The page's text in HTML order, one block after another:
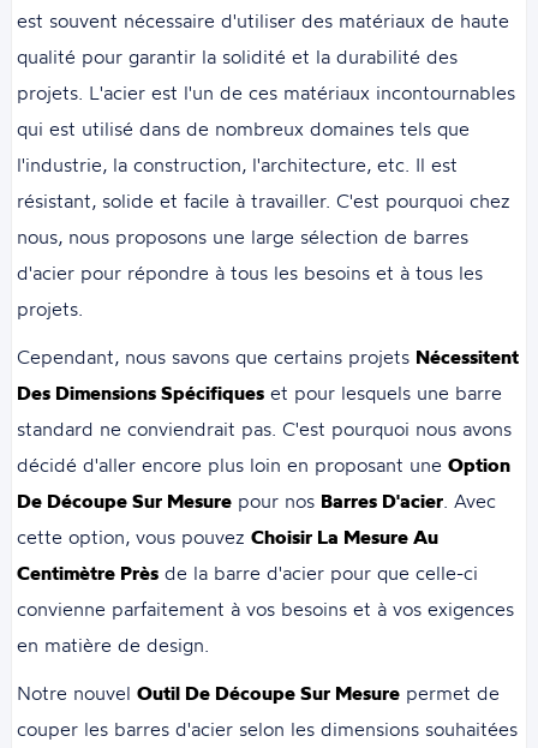
est souvent nécessaire d'utiliser des matériaux de haute
qualité pour garantir la solidité et la durabilité des
projets. L'acier est l'un de ces matériaux incontournables
qui est utilisé dans de nombreux domaines tels que
l'industrie, la construction, l'architecture, etc. Il est
résistant, solide et facile à travailler. C'est pourquoi chez
nous, nous proposons une large sélection de barres
d'acier pour répondre à tous les besoins et à tous les
projets.
Cependant, nous savons que certains projets Nécessitent
Des Dimensions Spécifiques et pour lesquels une barre
standard ne conviendrait pas. C'est pourquoi nous avons
décidé d'aller encore plus loin en proposant uneOption
De Découpe Sur Mesure pour nos Barres D'acier . Avec
cette option, vous pouvezChoisir La Mesure Au
Centimètre Près de la barre d'acier pour que celle-ci
convienne parfaitement à vos besoins et à vos exigences
en matière de design.
Notre nouvelOutil De Découpe Sur Mesure permet de
couper les barres d'acier selon les dimensions souhaitées